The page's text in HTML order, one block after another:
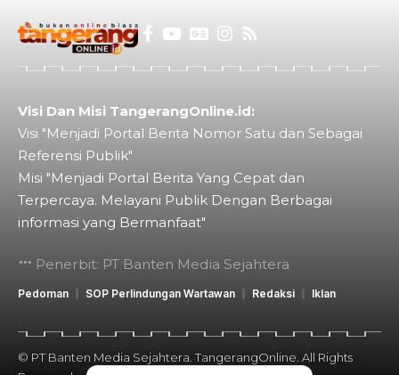
Visi Dan Misi TangerangOnline.id:
Visi "Menjadi Portal Berita Nomor Satu dan Sebagai
Referensi Publik"
Misi "Menjadi Portal Berita Yang Cepat dan
Terpercaya. Melayani Publik Dengan Berbagai
informasi yang Bermanfaat"
Penerbit: PT Banten Media Sejahtera
Pedoman SOP Perlindungan Wartawan Redaksi Iklan
© PT Banten Media Sejahtera. TangerangOnline. All Rights